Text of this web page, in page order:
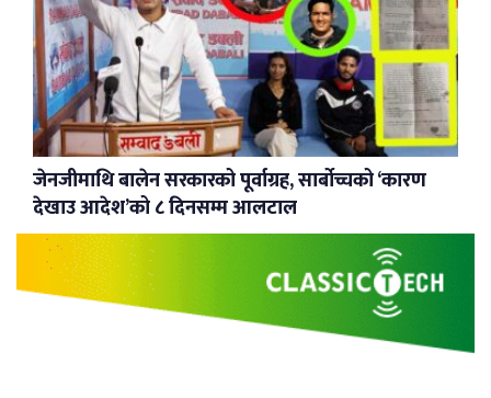
जेनजीमाथि बालेन सरकारको पूर्वाग्रह, सार्बोच्चको ‘कारण
देखाउ आदेश’को ८ दिनसम्म आलटाल